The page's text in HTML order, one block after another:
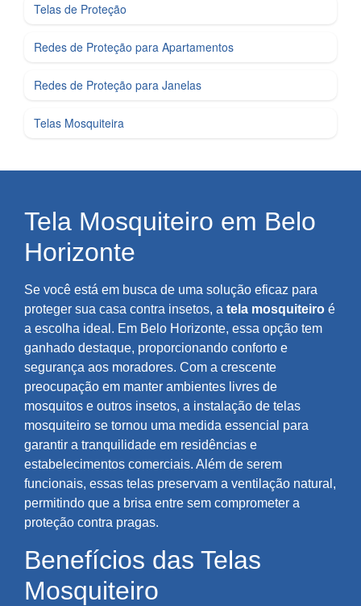
Telas de Proteção
Redes de Proteção para Apartamentos
Redes de Proteção para Janelas
Telas Mosquiteira
Tela Mosquiteiro em Belo
Horizonte
Se você está em busca de uma solução eficaz para
proteger sua casa contra insetos, a tela mosquiteiro é
a escolha ideal. Em Belo Horizonte, essa opção tem
ganhado destaque, proporcionando conforto e
segurança aos moradores. Com a crescente
preocupação em manter ambientes livres de
mosquitos e outros insetos, a instalação de telas
mosquiteiro se tornou uma medida essencial para
garantir a tranquilidade em residências e
estabelecimentos comerciais. Além de serem
funcionais, essas telas preservam a ventilação natural,
permitindo que a brisa entre sem comprometer a
proteção contra pragas.
Benefícios das Telas
Mosquiteiro